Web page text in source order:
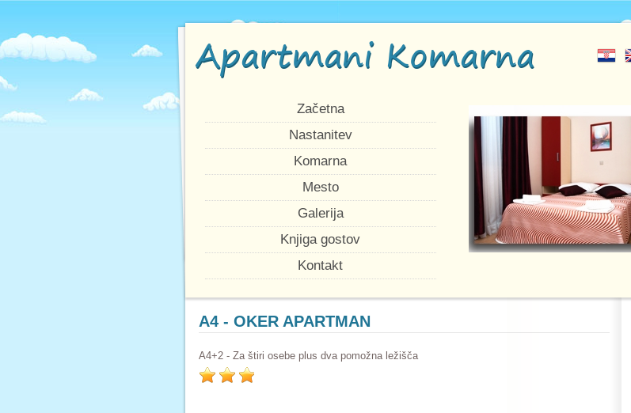
Apartmani Komarna
Začetna
Nastanitev
Komarna
Mesto
Galerija
Knjiga gostov
Kontakt
A4 - OKER APARTMAN
A4+2 - Za štiri osebe plus dva pomožna ležišča